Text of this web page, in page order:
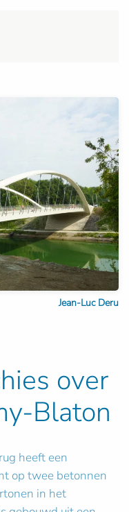
Jean-Luc Deru
over
Blaton
heeft een
op twee betonnen
in het